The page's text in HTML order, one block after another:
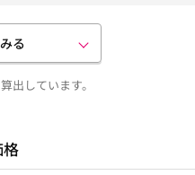
る
出しています。